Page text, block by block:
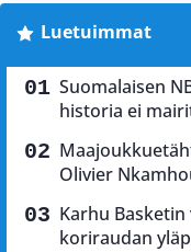
Luetuimmat
Suomalaisen
historia ei
Olivier
Karhu
koriraudan